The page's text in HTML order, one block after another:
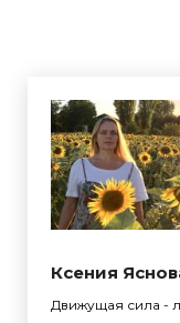
Ксения
Движущая сила -